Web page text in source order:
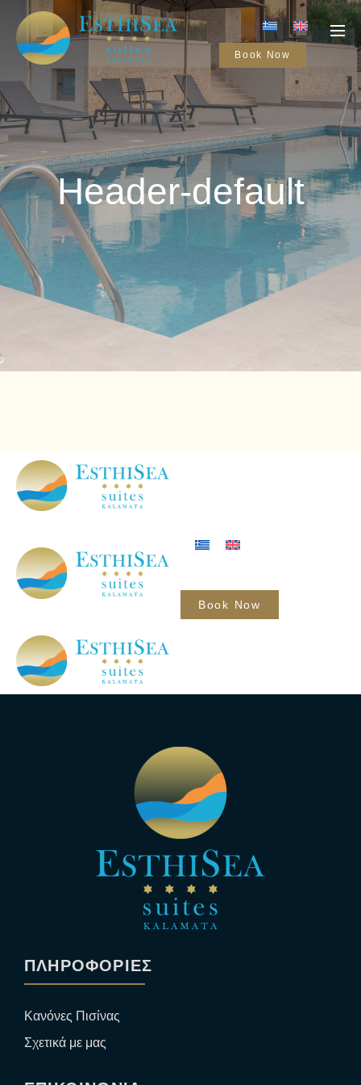
Book Now
Header-default
Book Now
ΠΛΗΡΟΦΟΡΙΕΣ
Κανόνες Πισίνας
Σχετικά με μας